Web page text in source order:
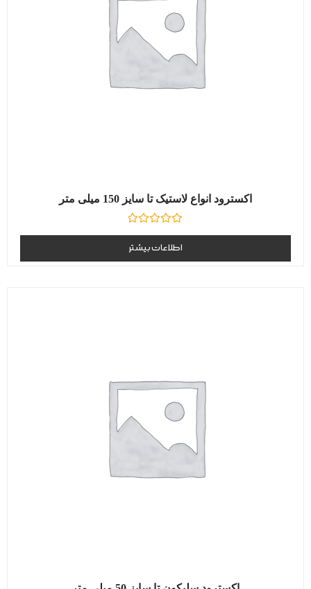
اکسترود انواع لاستیک تا سایز 150 میلی متر
از
5
اطلاعات بیشتر